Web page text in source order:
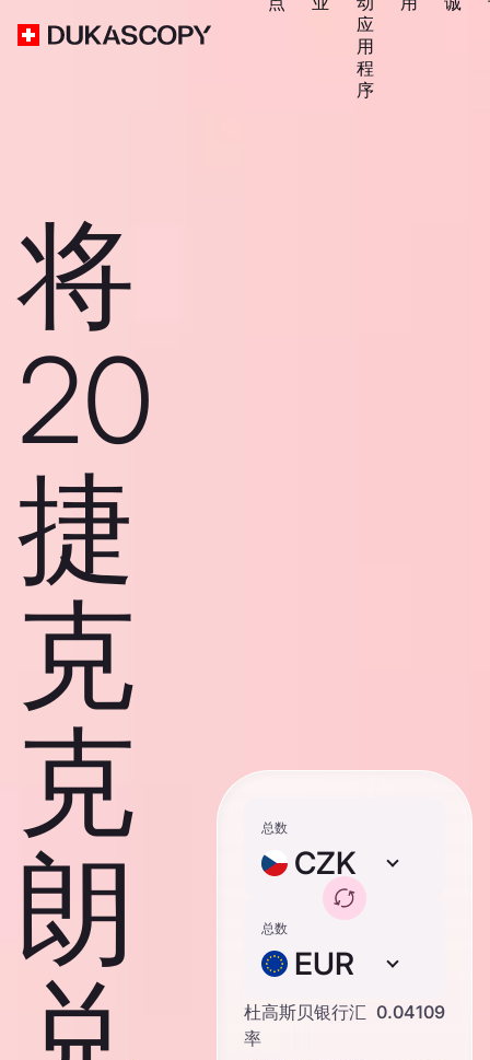
应
用
程
序
将
20
捷
克
克
朗
总数
CZK
总数
EUR
杜高斯贝银行汇
率
0.04109